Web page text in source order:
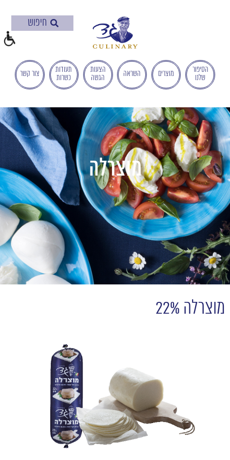
הישראלי
לְהַנְגָּשָׁת
אָתָרִים".
הַמְּסַיַּעַת
לִנְגִישׁוּת
הָאֲתָר.
לִפְתִיחַת
תַּפְרִיט
הֵנְּגִישׁוּת
לְחַץ
ALT+0
הסיפור
שלנו
מוצרים השראה
הצעות
הגשה
תעודות
כשרות
צור קשר
מוצרלה
מוצרלה 22%